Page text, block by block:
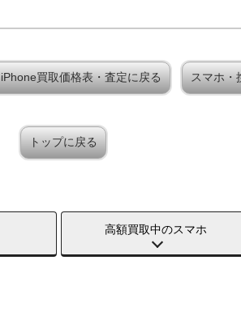
iPhone買取価格表・査定に戻る スマホ・
トップに戻る
高額買取中のスマホ